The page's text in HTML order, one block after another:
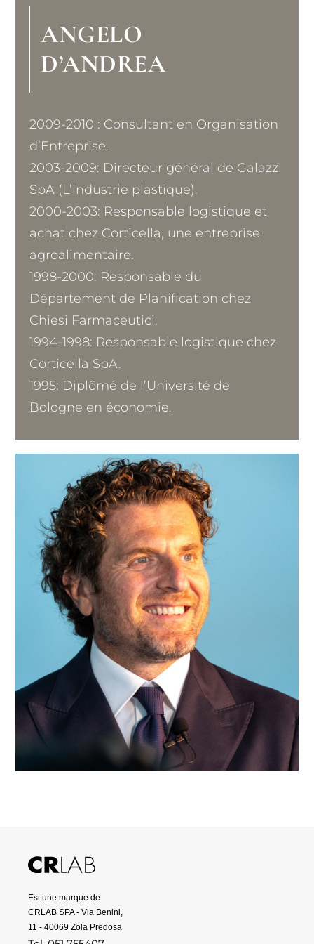
ANGELO
D’ANDREA
2009-2010 : Consultant en Organisation
d’Entreprise.
2003-2009: Directeur général de Galazzi
SpA (L’industrie plastique).
2000-2003: Responsable logistique et
achat chez Corticella, une entreprise
agroalimentaire.
1998-2000: Responsable du
Département de Planification chez
Chiesi Farmaceutici.
1994-1998: Responsable logistique chez
Corticella SpA.
1995: Diplômé de l’Université de
Bologne en économie.
Est une marque de
CRLAB SPA - Via Benini,
11 - 40069 Zola Predosa